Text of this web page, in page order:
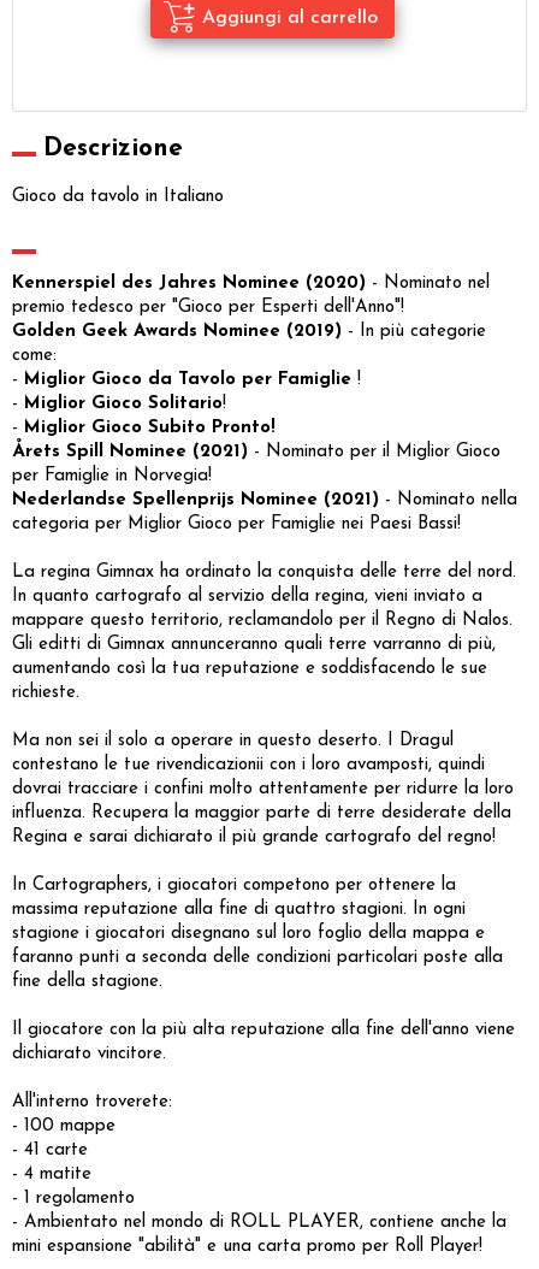
Descrizione
Gioco da tavolo in Italiano
Kennerspiel des Jahres Nominee (2020) - Nominato nel
premio tedesco per "Gioco per Esperti dell'Anno"!
Golden Geek Awards Nominee (2019) - In più categorie
come:
- Miglior Gioco da Tavolo per Famiglie !
- Miglior Gioco Solitario!
- Miglior Gioco Subito Pronto!
Årets Spill Nominee (2021) - Nominato per il Miglior Gioco
per Famiglie in Norvegia!
Nederlandse Spellenprijs Nominee (2021) - Nominato nella
categoria per Miglior Gioco per Famiglie nei Paesi Bassi!
La regina Gimnax ha ordinato la conquista delle terre del nord.
In quanto cartografo al servizio della regina, vieni inviato a
mappare questo territorio, reclamandolo per il Regno di Nalos.
Gli editti di Gimnax annunceranno quali terre varranno di più,
aumentando così la tua reputazione e soddisfacendo le sue
richieste.
Ma non sei il solo a operare in questo deserto. I Dragul
contestano le tue rivendicazionii con i loro avamposti, quindi
dovrai tracciare i confini molto attentamente per ridurre la loro
influenza. Recupera la maggior parte di terre desiderate della
Regina e sarai dichiarato il più grande cartografo del regno!
In Cartographers, i giocatori competono per ottenere la
massima reputazione alla fine di quattro stagioni. In ogni
stagione i giocatori disegnano sul loro foglio della mappa e
faranno punti a seconda delle condizioni particolari poste alla
fine della stagione.
Il giocatore con la più alta reputazione alla fine dell'anno viene
dichiarato vincitore.
All'interno troverete:
- 100 mappe
- 41 carte
- 4 matite
- 1 regolamento
- Ambientato nel mondo di ROLL PLAYER, contiene anche la
mini espansione "abilità" e una carta promo per Roll Player!